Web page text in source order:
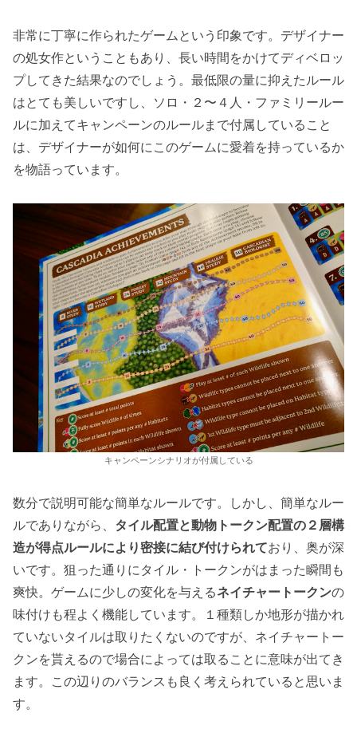
非常に丁寧に作られたゲームという印象です。デザイナー
の処女作ということもあり、長い時間をかけてディベロッ
プしてきた結果なのでしょう。最低限の量に抑えたルール
はとても美しいですし、ソロ・２〜４人・ファミリールー
ルに加えてキャンペーンのルールまで付属していること
は、デザイナーが如何にこのゲームに愛着を持っているか
を物語っています。
キャンペーンシナリオが付属している
数分で説明可能な簡単なルールです。しかし、簡単なルー
ルでありながら、 タイル配置と動物トークン配置の２層構
造が得点ルールにより密接に結び付けられており、奥が深
いです。狙った通りにタイル・トークンがはまった瞬間も
爽快。ゲームに少しの変化を与えるネイチャートークンの
味付けも程よく機能しています。１種類しか地形が描かれ
ていないタイルは取りたくないのですが、ネイチャートー
クンを貰えるので場合によっては取ることに意味が出てき
ます。この辺りのバランスも良く考えられていると思いま
す。